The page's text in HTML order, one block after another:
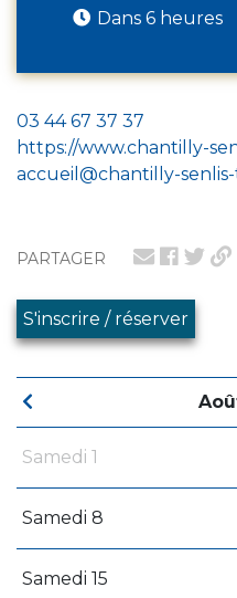
PARTAGER
S'inscrire / réserver
Samedi 1
Samedi 8
Samedi 15
Dans 6 heures
03 44 67 37 37
https://www.chantilly-
accueil@chantilly-